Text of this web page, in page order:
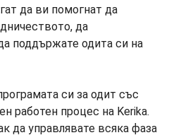
да ви помогнат да
да
поддържате одита си на